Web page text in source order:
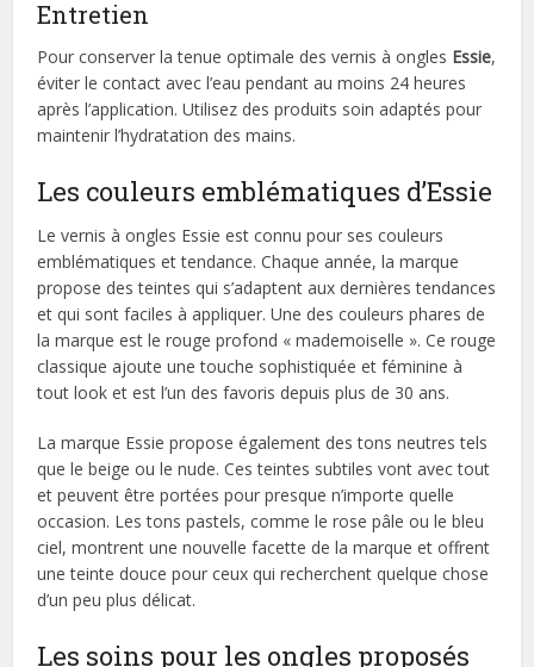
Entretien
Pour conserver la tenue optimale des vernis à ongles Essie,
éviter le contact avec l’eau pendant au moins 24 heures
après l’application. Utilisez des produits soin adaptés pour
maintenir l’hydratation des mains.
Les couleurs emblématiques d’Essie
Le vernis à ongles Essie est connu pour ses couleurs
emblématiques et tendance. Chaque année, la marque
propose des teintes qui s’adaptent aux dernières tendances
et qui sont faciles à appliquer. Une des couleurs phares de
la marque est le rouge profond « mademoiselle ». Ce rouge
classique ajoute une touche sophistiquée et féminine à
tout look et est l’un des favoris depuis plus de 30 ans.
La marque Essie propose également des tons neutres tels
que le beige ou le nude. Ces teintes subtiles vont avec tout
et peuvent être portées pour presque n’importe quelle
occasion. Les tons pastels, comme le rose pâle ou le bleu
ciel, montrent une nouvelle facette de la marque et offrent
une teinte douce pour ceux qui recherchent quelque chose
d’un peu plus délicat.
Les soins pour les ongles proposés